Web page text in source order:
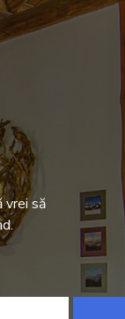
vrei să